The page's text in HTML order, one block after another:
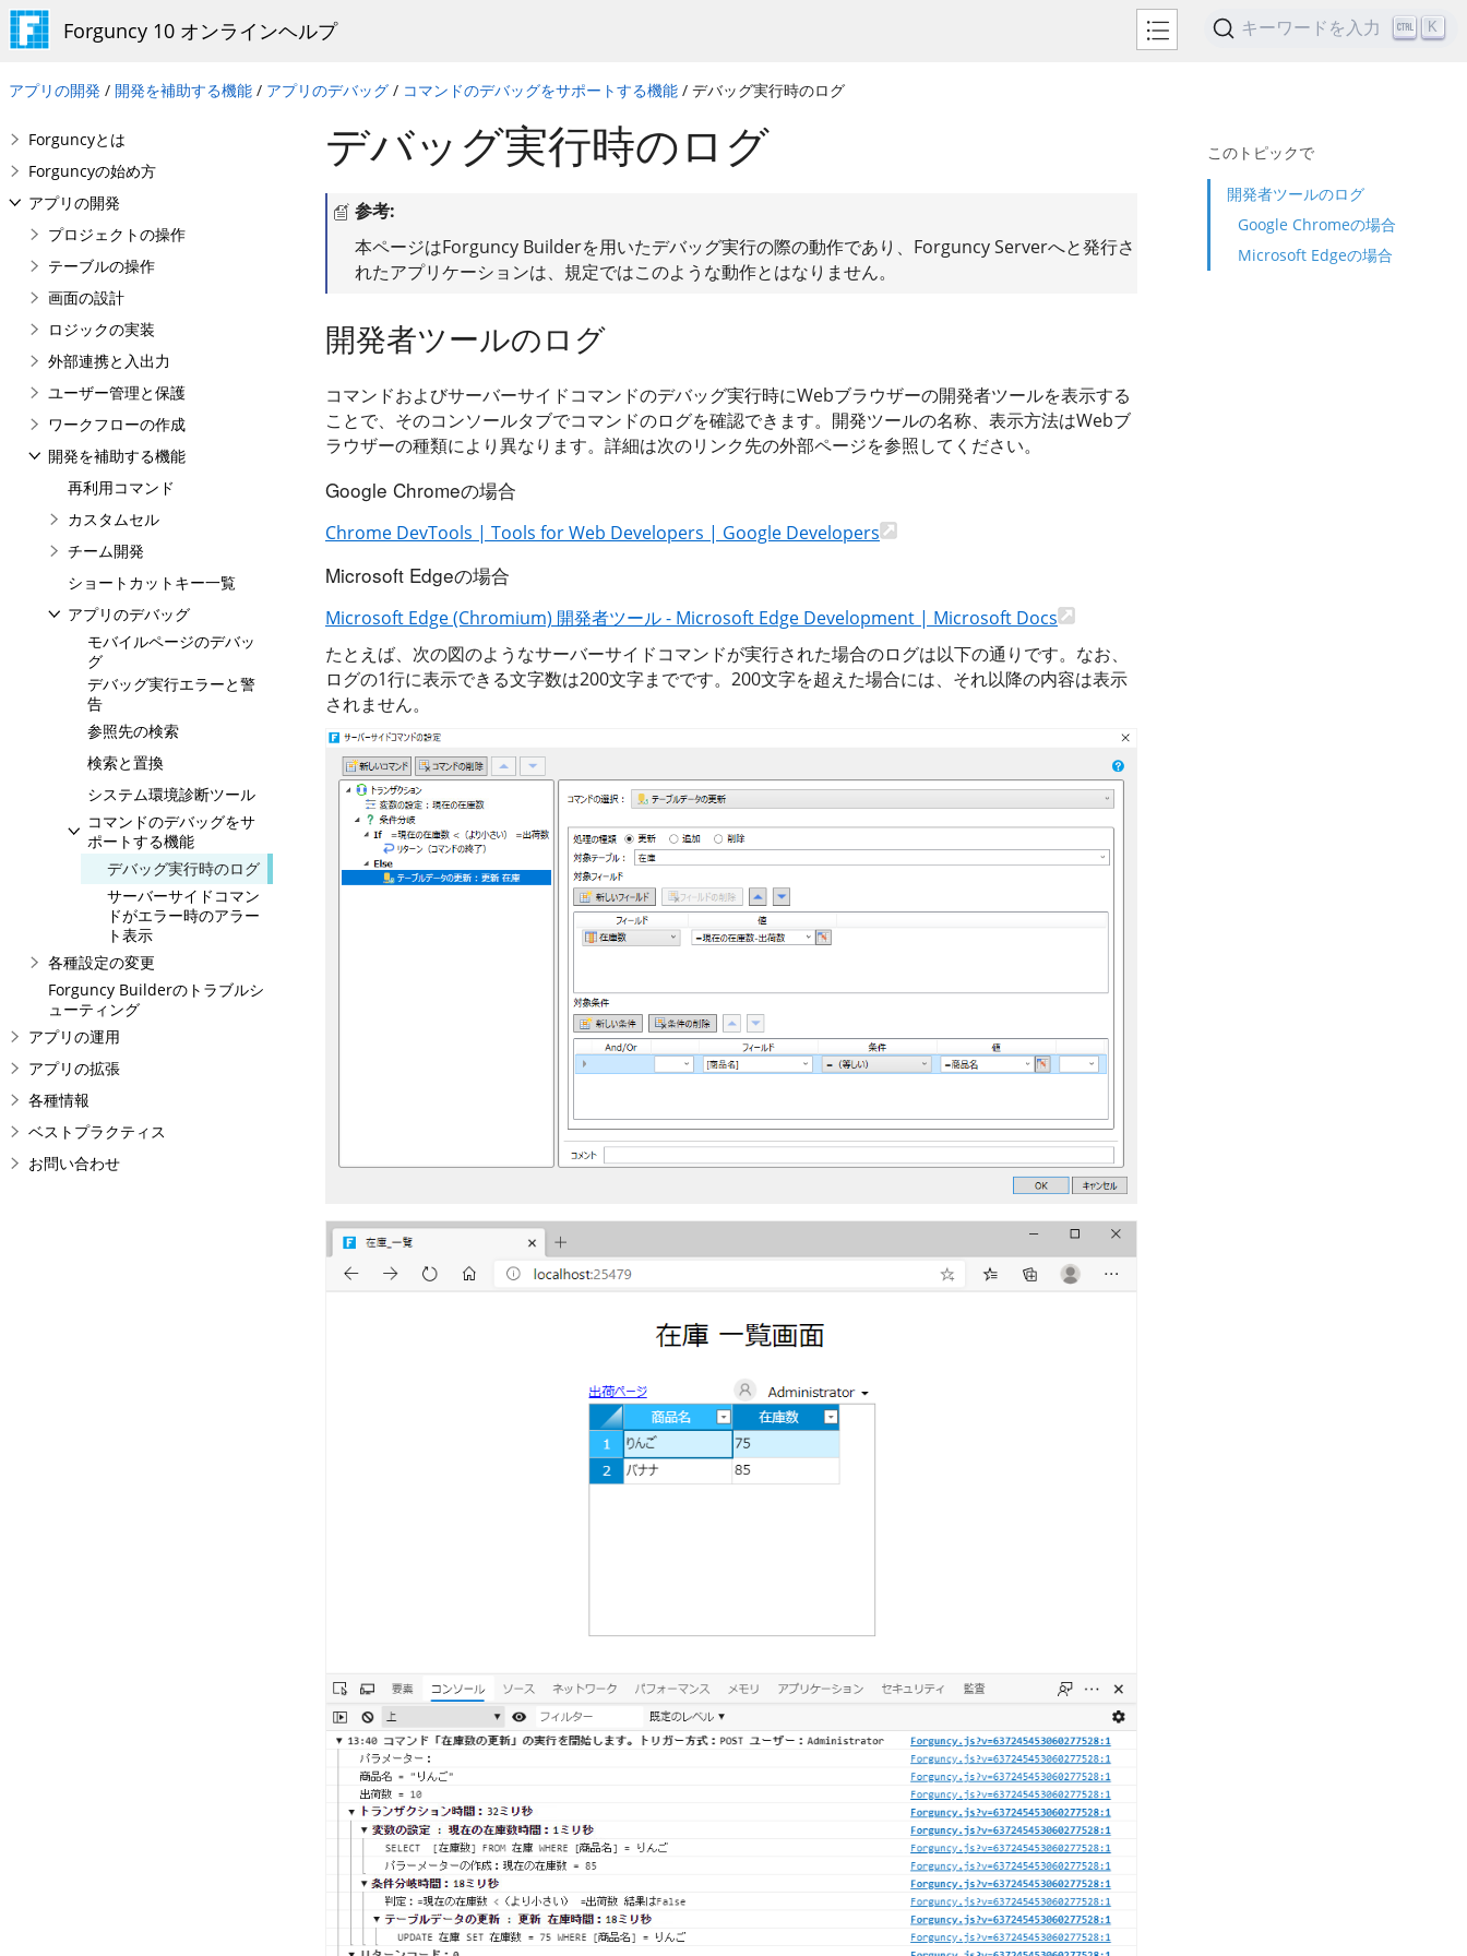
Forguncy 10 オンラインヘルプ キーワードを入力 K
アプリの開発 / 開発を補助する機能 / アプリのデバッグ / コマンドのデバッグをサポートする機能 / デバッグ実行時のログ
このトピックで
開発者ツールのログ
Google Chromeの場合
Microsoft Edgeの場合
Forguncyとは
Forguncyの始め方
アプリの開発
プロジェクトの操作
テーブルの操作
画面の設計
ロジックの実装
外部連携と入出力
ユーザー管理と保護
ワークフローの作成
開発を補助する機能
再利用コマンド
カスタムセル
チーム開発
ショートカットキー一覧
アプリのデバッグ
モバイルページのデバッ
グ
デバッグ実行エラーと警
告
参照先の検索
検索と置換
システム環境診断ツール
コマンドのデバッグをサ
ポートする機能
デバッグ実行時のログ
サーバーサイドコマン
ドがエラー時のアラー
ト表示
各種設定の変更
Forguncy Builderのトラブルシ
ューティング
アプリの運用
アプリの拡張
各種情報
ベストプラクティス
お問い合わせ
デバッグ実行時のログ
参考:
本ページはForguncy Builderを用いたデバッグ実行の際の動作であり、Forguncy Serverへと発行さ
れたアプリケーションは、規定ではこのような動作とはなりません。
開発者ツールのログ
コマンドおよびサーバーサイドコマンドのデバッグ実行時にWebブラウザーの開発者ツールを表示する
ことで、そのコンソールタブでコマンドのログを確認できます。開発ツールの名称、表示方法はWebブ
ラウザーの種類により異なります。詳細は次のリンク先の外部ページを参照してください。
Google Chromeの場合
Chrome DevTools | Tools for Web Developers | Google Developers
Microsoft Edgeの場合
Microsoft Edge (Chromium) 開発者ツール - Microsoft Edge Development | Microsoft Docs
たとえば、次の図のようなサーバーサイドコマンドが実行された場合のログは以下の通りです。なお、
ログの1行に表示できる文字数は200文字までです。200文字を超えた場合には、それ以降の内容は表示
されません。